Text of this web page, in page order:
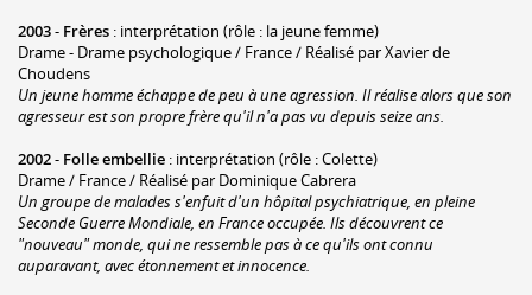
2003- Frères : interprétation (rôle : la jeune femme)
Drame - Drame psychologique / France / Réalisé par Xavier de
Choudens
Un jeune homme échappe de peu à une agression. Il réalise alors que son
agresseur est son propre frère qu'il n'a pas vu depuis seize ans.
2002- Folle embellie : interprétation (rôle : Colette)
Drame / France / Réalisé par Dominique Cabrera
Un groupe de malades s'enfuit d'un hôpital psychiatrique, en pleine
Seconde Guerre Mondiale, en France occupée. Ils découvrent ce
"nouveau" monde, qui ne ressemble pas à ce qu'ils ont connu
auparavant, avec étonnement et innocence.